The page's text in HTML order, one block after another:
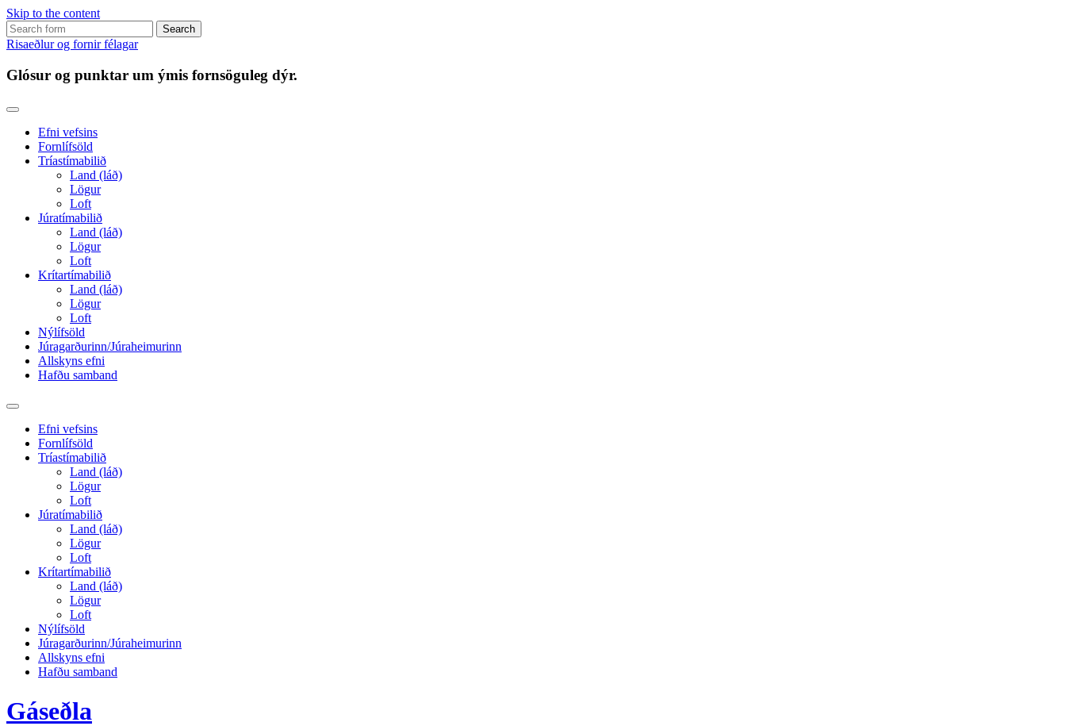
Skip to the content
Search
for:
Risaeðlur og fornir félagar
Glósur og punktar um ýmis fornsöguleg dýr.
Efni vefsins
Fornlífsöld
Tríastímabilið
Land (láð)
Lögur
Loft
Júratímabilið
Land (láð)
Lögur
Loft
Krítartímabilið
Land (láð)
Lögur
Loft
Nýlífsöld
Júragarðurinn/Júraheimurinn
Allskyns efni
Hafðu samband
Toggle
search
field
Efni vefsins
Fornlífsöld
Tríastímabilið
Land (láð)
Lögur
Loft
Júratímabilið
Land (láð)
Lögur
Loft
Krítartímabilið
Land (láð)
Lögur
Loft
Nýlífsöld
Júragarðurinn/Júraheimurinn
Allskyns efni
Hafðu samband
Gáseðla